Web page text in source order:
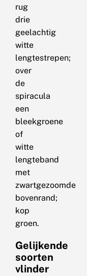
rug
drie
geelachtig
witte
lengtestrepen;
over
de
spiracula
een
bleekgroene
of
witte
lengteband
met
zwartgezoomde
bovenrand;
kop
groen.
Gelijkende
soorten
vlinder